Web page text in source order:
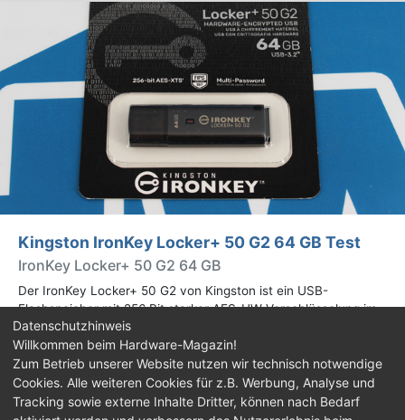
Kingston IronKey Locker+ 50 G2 64 GB Test
IronKey Locker+ 50 G2 64 GB
Der IronKey Locker+ 50 G2 von Kingston ist ein USB-
Flashspeicher mit 256 Bit starker AES-HW-Verschlüsselung im
XTS-Modus. Wir haben das 64-GB-Modell im Praxistest
genauer begutachtet.
Impressum| Kontakt |Jobs |Datenschutz |
Datenschutzhinweis
Willkommen beim Hardware-Magazin!
Zum Betrieb unserer Website nutzen wir technisch notwendige
Cookies. Alle weiteren Cookies für z.B. Werbung, Analyse und
Tracking sowie externe Inhalte Dritter, können nach Bedarf